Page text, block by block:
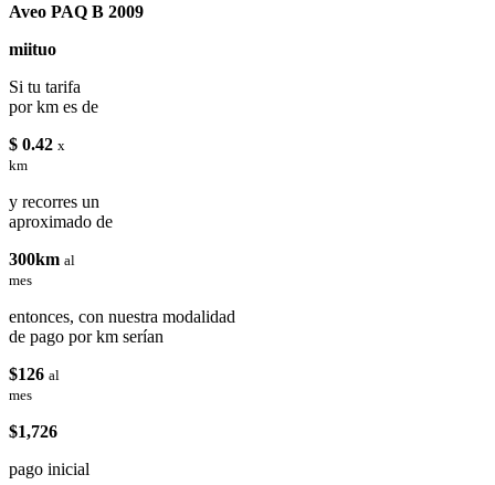
Aveo PAQ B 2009
miituo
Si tu tarifa
por km es de
$ 0.42 x
km
y recorres un
aproximado de
300km al
mes
entonces, con nuestra modalidad
de pago por km serían
$126 al
mes
$1,726
pago inicial